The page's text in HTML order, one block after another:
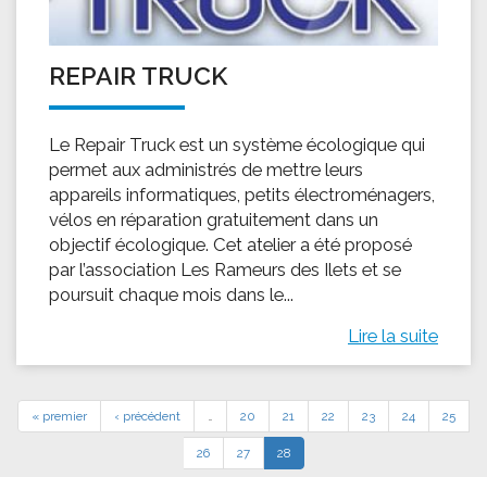
REPAIR TRUCK
Le Repair Truck est un système écologique qui
permet aux administrés de mettre leurs
appareils informatiques, petits électroménagers,
vélos en réparation gratuitement dans un
objectif écologique. Cet atelier a été proposé
par l’association Les Rameurs des Ilets et se
poursuit chaque mois dans le...
Lire la suite
« premier ‹ précédent … 20 21 22 23 24 25
26 27 28